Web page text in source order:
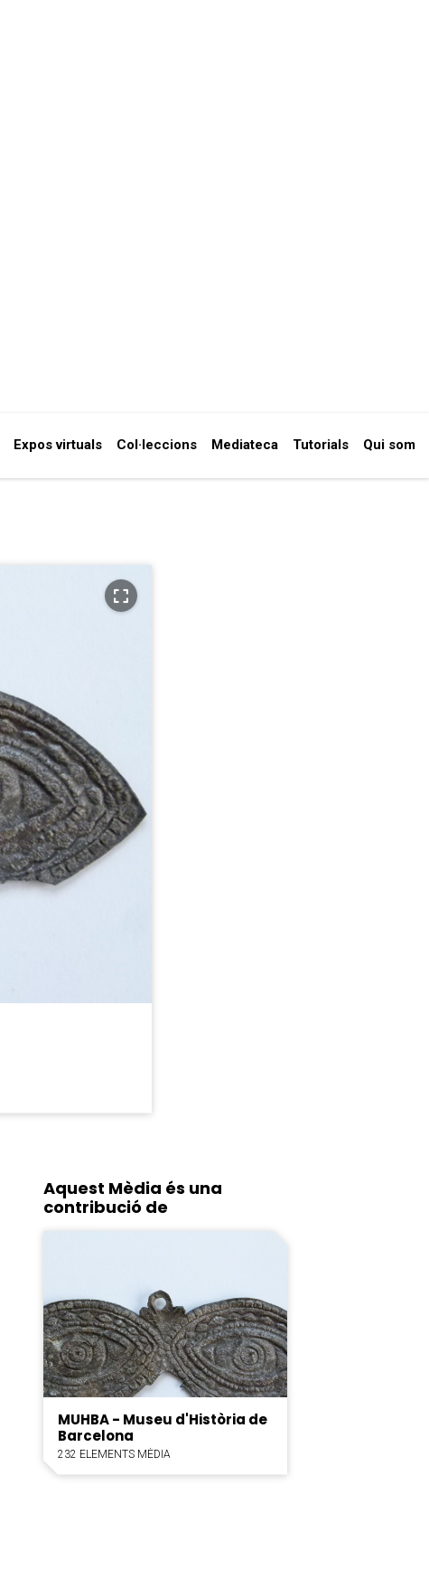
Expos virtuals Col·leccions Mediateca Tutorials Qui som
Aquest Mèdia és una
contribució de
MUHBA - Museu d'Història de
Barcelona
232 ELEMENTS MÈDIA